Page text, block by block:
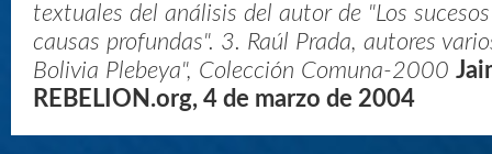
textuales del análisis del autor de "Los
causas profundas". 3. Raúl Prada, autores
Bolivia Plebeya", Colección Comuna-2000
REBELION.org, 4 de marzo de 2004